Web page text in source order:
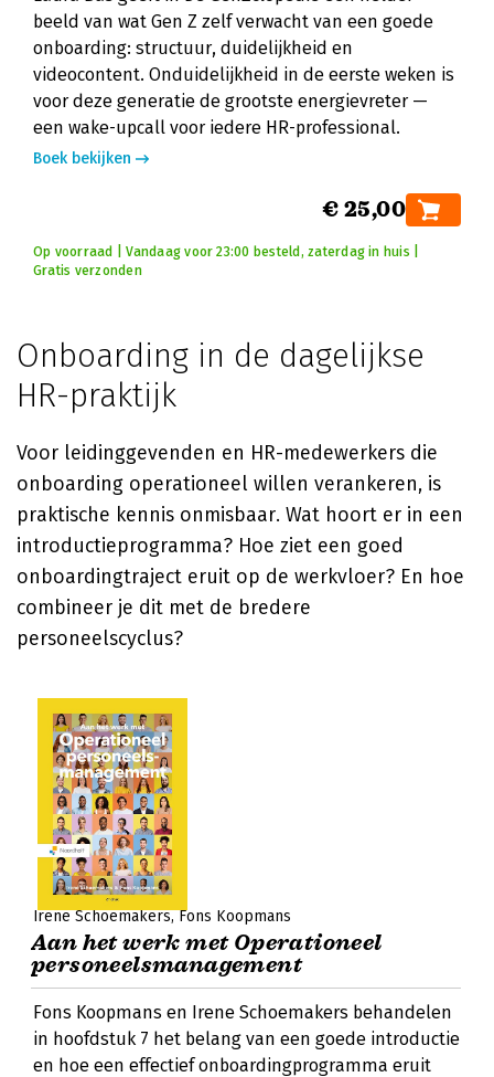
beeld van wat Gen Z zelf verwacht van een goede
onboarding: structuur, duidelijkheid en
videocontent. Onduidelijkheid in de eerste weken is
voor deze generatie de grootste energievreter —
een wake-upcall voor iedere HR-professional.
Boek bekijken
€ 25,00
Op voorraad | Vandaag voor 23:00 besteld, zaterdag in huis |
Gratis verzonden
Onboarding in de dagelijkse
HR-praktijk
Voor leidinggevenden en HR-medewerkers die
onboarding operationeel willen verankeren, is
praktische kennis onmisbaar. Wat hoort er in een
introductieprogramma? Hoe ziet een goed
onboardingtraject eruit op de werkvloer? En hoe
combineer je dit met de bredere
personeelscyclus?
Irene Schoemakers Fons Koopmans
Aan het werk met Operationeel
personeelsmanagement
Fons Koopmans en Irene Schoemakers behandelen
in hoofdstuk 7 het belang van een goede introductie
en hoe een effectief onboardingprogramma eruit